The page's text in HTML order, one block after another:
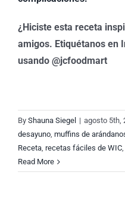
¿Hiciste esta receta
amigos. Etiquétanos en
usando @jcfoodmart
By Shauna Siegel | agosto 5th,
desayuno, muffins de
Receta, recetas fáciles de WIC,
Read More